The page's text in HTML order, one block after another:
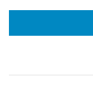
Large Balcony-